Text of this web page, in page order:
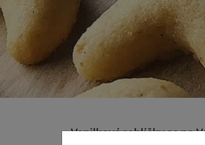
Vanilkové rohlíčky se na